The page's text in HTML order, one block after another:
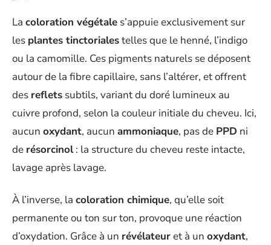
La coloration végétale s’appuie exclusivement sur
les plantes tinctorialestelles que le henné, l’indigo
ou la camomille. Ces pigments naturels se déposent
autour de la fibre capillaire, sans l’altérer, et offrent
des reflets subtils, variant du doré lumineux au
cuivre profond, selon la couleur initiale du cheveu. Ici,
aucun oxydant, aucun ammoniaque, pas de PPD ni
de résorcinol: la structure du cheveu reste intacte,
lavage après lavage.
À l’inverse, la coloration chimique, qu’elle soit
permanente ou ton sur ton, provoque une réaction
d’oxydation. Grâce à un révélateuret à un oxydant,